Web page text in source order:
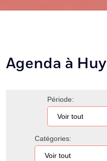
Agenda à Huy
Période:
Catégories: